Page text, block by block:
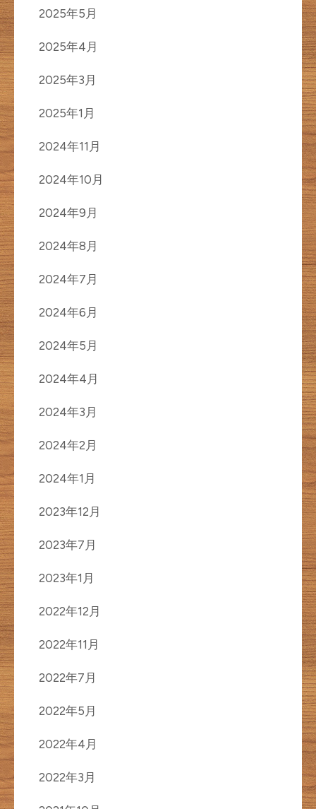
2025年5月
2025年4月
2025年3月
2025年1月
2024年11月
2024年10月
2024年9月
2024年8月
2024年7月
2024年6月
2024年5月
2024年4月
2024年3月
2024年2月
2024年1月
2023年12月
2023年7月
2023年1月
2022年12月
2022年11月
2022年7月
2022年5月
2022年4月
2022年3月